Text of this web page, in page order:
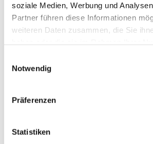
soziale Medien, Werbung und
Partner führen diese Informationen
weiteren Daten zusammen, die Sie
Notwendig
Präferenzen
Statistiken